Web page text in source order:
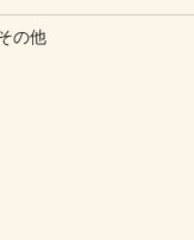
の他